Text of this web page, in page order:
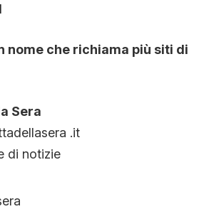
nome che richiama più siti di
Sera
.it
di notizie